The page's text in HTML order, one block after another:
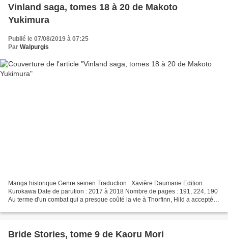
Vinland saga, tomes 18 à 20 de Makoto
Yukimura
Publié le 07/08/2019 à 07:25
Par Walpurgis
Manga historique Genre seinen Traduction : Xavière Daumarie Edition :
Kurokawa Date de parution : 2017 à 2018 Nombre de pages : 191, 224, 190
Au terme d'un combat qui a presque coûté la vie à Thorfinn, Hild a accepté
Bride Stories, tome 9 de Kaoru Mori